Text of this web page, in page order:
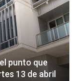
punto que
13 de abril